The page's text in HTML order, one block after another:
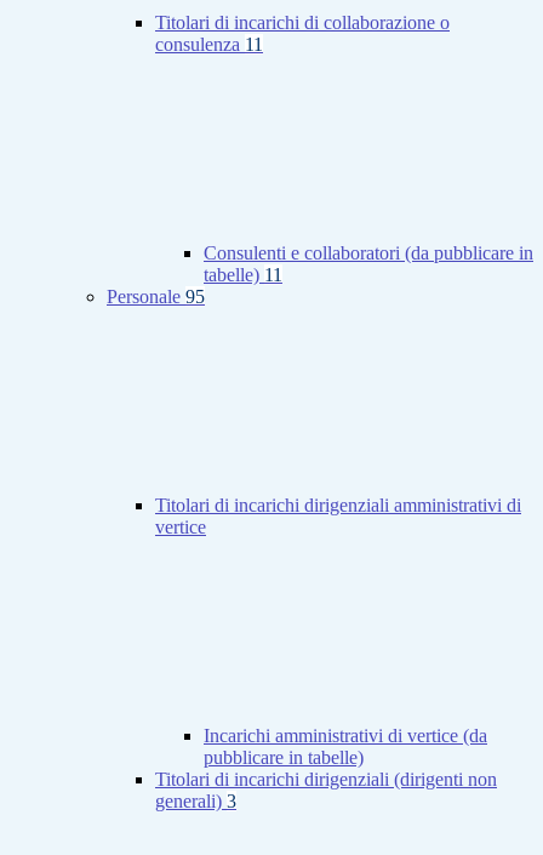
Titolari di incarichi di collaborazione o
consulenza 11
Consulenti e collaboratori (da pubblicare in
tabelle) 11
Personale 95
Titolari di incarichi dirigenziali amministrativi di
vertice
Incarichi amministrativi di vertice (da
pubblicare in tabelle)
Titolari di incarichi dirigenziali (dirigenti non
generali) 3